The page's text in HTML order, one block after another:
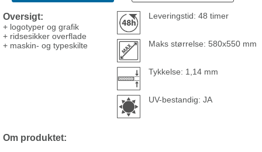
Oversigt:
+ logotyper og grafik
+ ridsesikker overflade
+ maskin- og typeskilte
Leveringstid: 48 timer
Maks størrelse: 580x550 mm
Tykkelse: 1,14 mm
UV-bestandig: JA
Om produktet: